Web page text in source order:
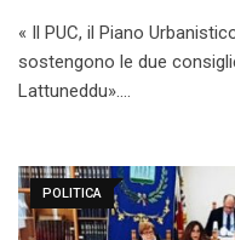
« Il PUC, il Piano
sostengono le due
Lattuneddu».…
POLITICA